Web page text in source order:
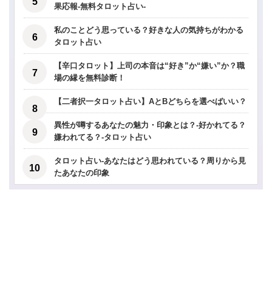
果応報-無料タロット占い-
私のことどう思っている？好きな人の気持ちがわかる
タロット占い
【辛口タロット】上司の本音は“好き”か“嫌い”か？職
場の縁を無料診断！
【二者択一タロット占い】AとBどちらを選べばいい？
異性が噂するあなたの魅力・印象とは？-好かれてる？
嫌われてる？-タロット占い
タロット占い-あなたはどう思われている？周りから見
たあなたの印象